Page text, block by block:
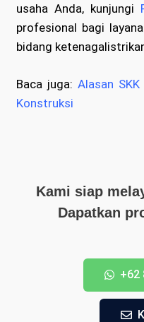
usaha Anda, kunjungi
profesional bagi
bidang
Baca juga: Alasan
Konstruksi
Kami siap
Dapatkan
+62